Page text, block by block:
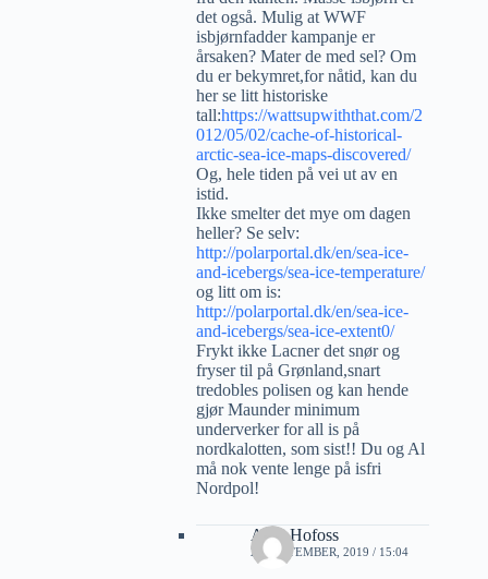
det også. Mulig at WWF
isbjørnfadder kampanje er
årsaken? Mater de med sel? Om
du er bekymret,for nåtid, kan du
her se litt historiske
tall:https://wattsupwiththat.com/2
012/05/02/cache-of-historical-
arctic-sea-ice-maps-discovered/
Og, hele tiden på vei ut av en
istid.
Ikke smelter det mye om dagen
heller? Se selv:
http://polarportal.dk/en/sea-ice-
and-icebergs/sea-ice-temperature/
og litt om is:
http://polarportal.dk/en/sea-ice-
and-icebergs/sea-ice-extent0/
Frykt ikke Lacner det snør og
fryser til på Grønland,snart
tredobles polisen og kan hende
gjør Maunder minimum
underverker for all is på
nordkalotten, som sist!! Du og Al
må nok vente lenge på isfri
Nordpol!
Arne Hofoss
22 SEPTEMBER, 2019 / 15:04